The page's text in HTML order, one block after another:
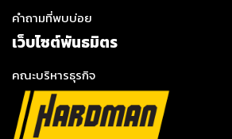
คำถามที่พบบ่อย
เว็บไซต์พันธมิตร
คณะบริหารธุรกิจ